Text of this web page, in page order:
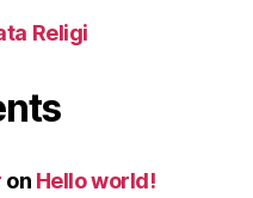
Religi
on Hello world!